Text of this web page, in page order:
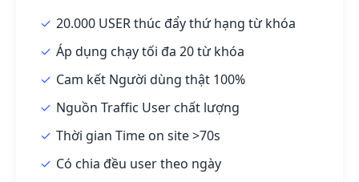
20.000 USER thúc đẩy thứ hạng từ khóa
Áp dụng chạy tối đa 20 từ khóa
Cam kết Người dùng thật 100%
Nguồn Traffic User chất lượng
Thời gian Time on site >70s
Có chia đều user theo ngày